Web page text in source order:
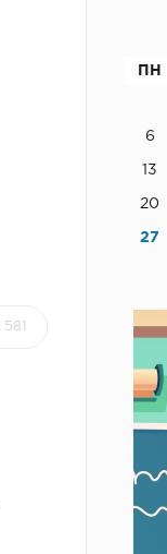
581
ПН
6
13
20
27